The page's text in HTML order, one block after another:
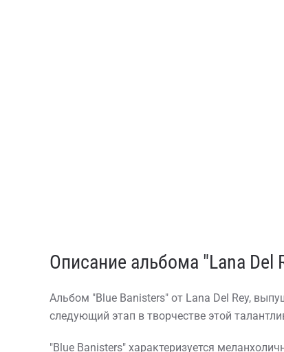
Описание альбома "Lana Del
Альбом "Blue Banisters" от Lana Del Rey,
следующий этап в творчестве этой
"Blue Banisters" характеризуется